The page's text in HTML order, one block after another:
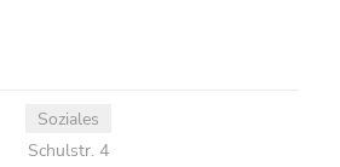
Soziales
Schulstr. 4